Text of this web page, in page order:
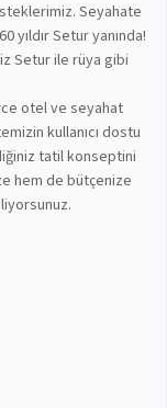
Seyahate
yıldır Setur yanında!
Setur ile rüya gibi
otel ve seyahat
kullanıcı dostu
tatil konseptini
hem de bütçenize